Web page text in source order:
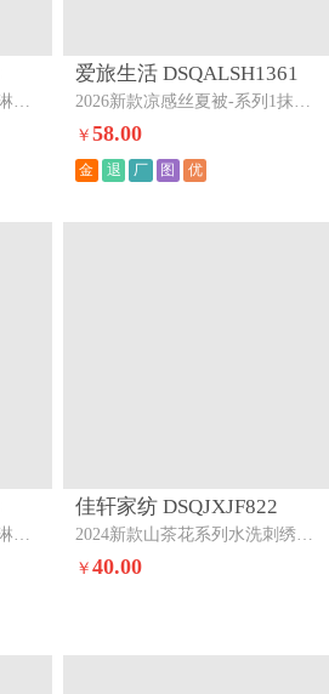
2024新款A类凉感云母冰淇淋纯色双拼夏被被子被芯水绿-浅灰
爱旅生活 DSQALSH1361
2026新款凉感丝夏被-系列1抹茶绿
￥ 58.00
金 退 厂 图 优
2024新款A类凉感云母冰淇淋纯色双拼夏被被子被芯豆沙-浅灰
佳轩家纺 DSQJXJF822
2024新款山茶花系列水洗刺绣夏被夏凉被空调被山茶花-奶茶-中灰
￥ 40.00